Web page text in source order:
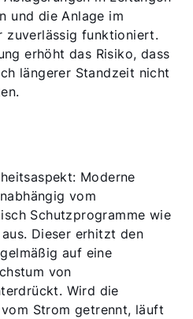
und die Anlage im
zuverlässig funktioniert.
erhöht das Risiko, dass
längerer Standzeit nicht
Moderne
vom
Schutzprogramme wie
aus. Dieser erhitzt den
auf eine
von
Wird die
Strom getrennt, läuft